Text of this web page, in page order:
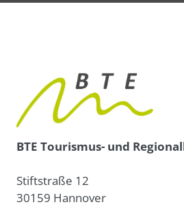
BTE Tourismus- und
Stiftstraße 12
30159 Hannover